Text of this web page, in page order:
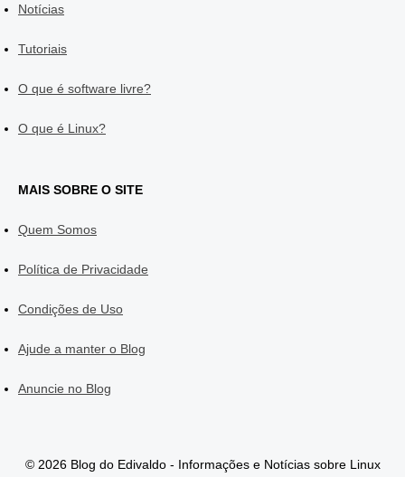
Notícias
Tutoriais
O que é software livre?
O que é Linux?
MAIS SOBRE O SITE
Quem Somos
Política de Privacidade
Condições de Uso
Ajude a manter o Blog
Anuncie no Blog
© 2026 Blog do Edivaldo - Informações e Notícias sobre Linux